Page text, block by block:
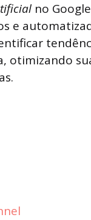
no
e
otimizando